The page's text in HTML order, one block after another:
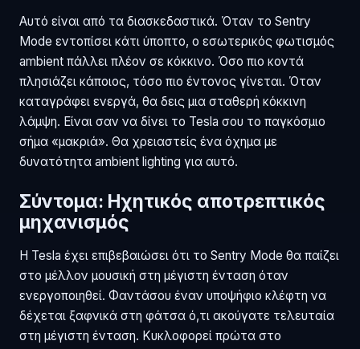
Αυτό είναι από τα διασκεδαστικά. Όταν το Sentry
Mode εντοπίσει κάτι ύποπτο, ο εσωτερικός φωτισμός
ambient πάλλει πλέον σε κόκκινο. Όσο πιο κοντά
πλησιάζει κάποιος, τόσο πιο έντονος γίνεται. Όταν
καταγράφει ενεργά, θα δεις μια σταθερή κόκκινη
λάμψη. Είναι σαν να δίνει το Tesla σου το παγκόσμιο
σήμα «μακριά». Θα χρειαστείς ένα όχημα με
δυνατότητα ambient lighting για αυτό.
Σύντομα: Ηχητικός αποτρεπτικός
μηχανισμός
Η Tesla έχει επιβεβαιώσει ότι το Sentry Mode θα παίζει
στο μέλλον μουσική στη μέγιστη ένταση όταν
ενεργοποιηθεί. Φαντάσου έναν υποψήφιο κλέφτη να
δέχεται ξαφνικά στη φάτσα ό,τι ακούγατε τελευταία
στη μέγιστη ένταση. Κυκλοφορεί πρώτα στο